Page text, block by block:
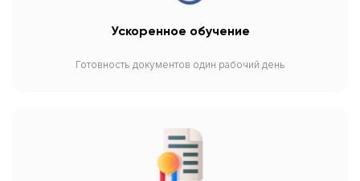
Ускоренное обучение
Готовность документов один рабочий день